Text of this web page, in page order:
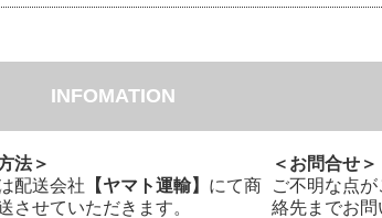
INFOMATION
法＞
＜お問合せ＞
配送会社 【ヤマト運輸】 にて商
させていただきます。
ご不明な点
絡先までお問